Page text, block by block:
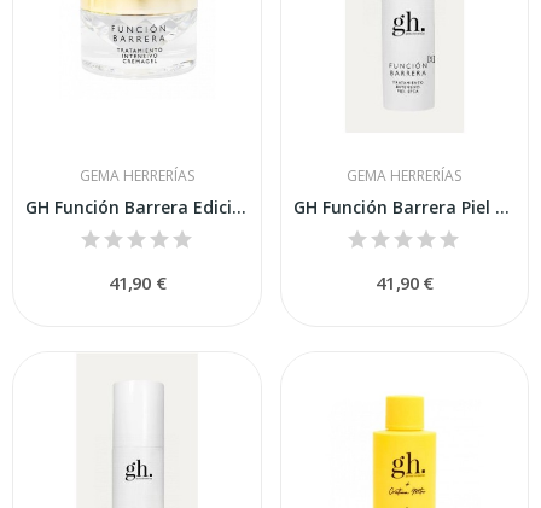
GEMA HERRERÍAS
GH Función Barrera Edición Limitada 1974 50 ML
41,90 €
GEMA HERRERÍAS
GH Función Barrera Piel Seca 50ml
41,90 €